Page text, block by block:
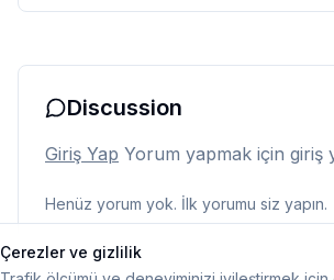
Discussion
Giriş Yap Yorum yapmak için giriş
Henüz yorum yok. İlk yorumu siz yapın.
Çerezler ve gizlilik